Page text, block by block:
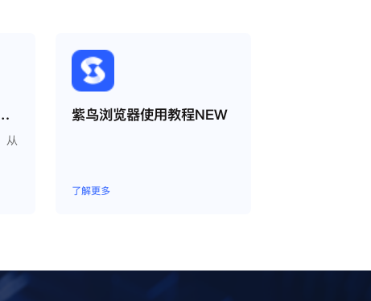
作使用说明
从
紫鸟浏览器使用教程NEW
了解更多